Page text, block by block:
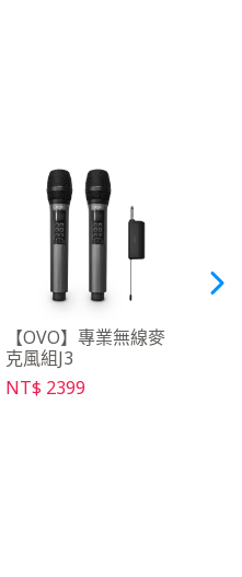
【OVO】專業無線麥
克風組J3
NT$ 2399